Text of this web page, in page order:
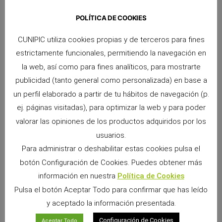
De vacaciones con nuestra mascota
SIGUIENTE
Preguntas frecuentes sobre cobayas II parte
POLÍTICA DE COOKIES
CUNIPIC utiliza cookies propias y de terceros para fines
estrictamente funcionales, permitiendo la navegación en
la web, así como para fines analíticos, para mostrarte
publicidad (tanto general como personalizada) en base a
un perfil elaborado a partir de tu hábitos de navegación (p.
ej. páginas visitadas), para optimizar la web y para poder
valorar las opiniones de los productos adquiridos por los
usuarios.
Para administrar o deshabilitar estas cookies pulsa el
botón Configuración de Cookies. Puedes obtener más
información en nuestra Política de Cookies
Pulsa el botón Aceptar Todo para confirmar que has leído
y aceptado la información presentada.
Configuración de Cookies